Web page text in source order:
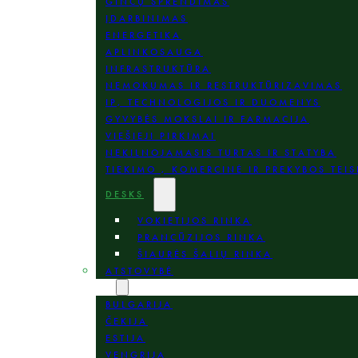
ĮDARBINIMAS
ENERGETIKA
APLINKOSAUGA
INFRASTRUKTŪRA
NEMOKUMAS IR RESTRUKTŪRIZAVIMAS
IP, TECHNOLOGIJOS IR DUOMENYS
GYVYBĖS MOKSLAI IR FARMACIJA
VIEŠIEJI PIRKIMAI
NEKILNOJAMASIS TURTAS IR STATYBA
TIEKIMO , KOMERCINĖ IR PREKYBOS
DESKS
VOKIETIJOS RINKA
PRANCŪZIJOS RINKA
ŠIAURĖS ŠALIŲ RINKA
ATSTOVYBĖ
BULGARIJA
ČEKIJA
ESTIJA
VENGRIJA